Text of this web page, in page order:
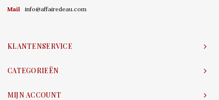
Mail
info@affairedeau.com
KLANTENSERVICE
CATEGORIEËN
MIJN ACCOUNT